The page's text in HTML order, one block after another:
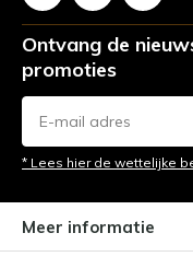
Ontvang de
promoties
* Lees hier de wettelijke
Meer informatie